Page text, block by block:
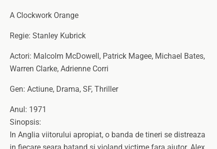
A Clockwork Orange
Regie: Stanley Kubrick
Actori: Malcolm McDowell, Patrick Magee, Michael Bates,
Warren Clarke, Adrienne Corri
Gen: Actiune, Drama, SF, Thriller
Anul: 1971
Sinopsis:
In Anglia viitorului apropiat, o banda de tineri se distreaza